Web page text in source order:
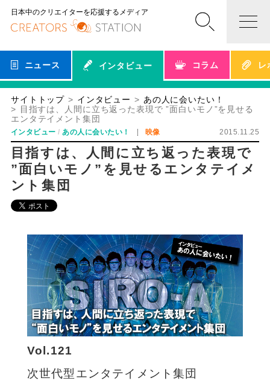
日本中のクリエイターを応援するメディア
ニュース インタビュー コラム レ
サイトトップ インタビュー
あの人に会いたい！
目指すは、人間に立ち返った表現で ”面白いモノ”を見せる
エンタテイメント集団
インタビュー あの人に会いたい！ 映像 2015.11.25
目指すは、人間に立ち返った表現で
”面白いモノ”を見せるエンタテイメ
ント集団
Vol.121
次世代型エンタテイメント集団